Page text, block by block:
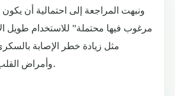
ونبهت المراجعة إلى احتمالية أن يكون
مرغوب فيها محتملة" للاستخدام طويل
مثل زيادة خطر الإصابة
وأمراض القلب والأوعية الدموية.